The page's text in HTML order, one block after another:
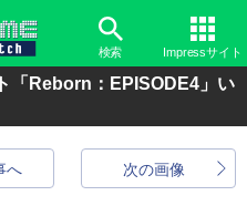
検索 Impressサイト
「Reborn：EPISODE4」い
次の画像
へ